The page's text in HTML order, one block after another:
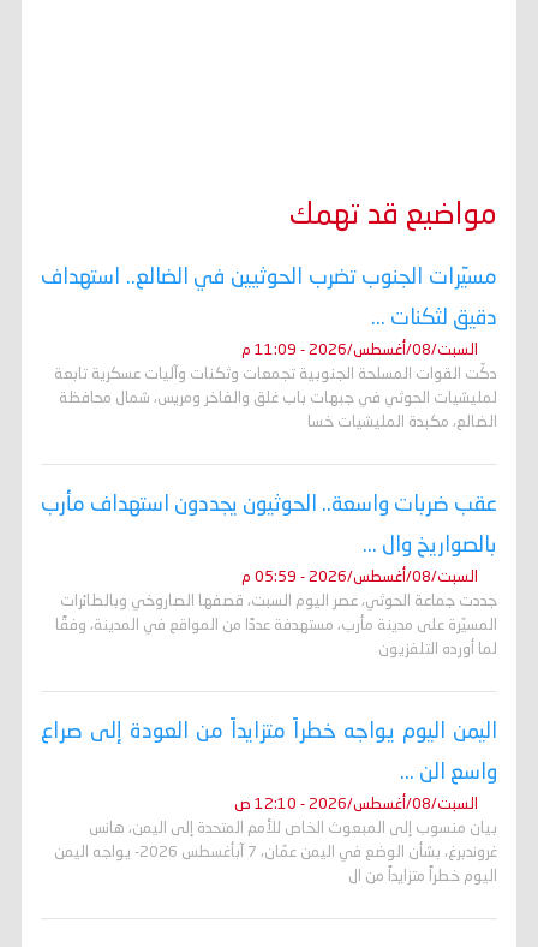
مواضيع قد تهمك
مسيّرات الجنوب تضرب الحوثيين في الضالع.. استهداف
دقيق لثكنات ...
السبت/08/أغسطس/2026 - 11:09 م
دكّت القوات المسلحة الجنوبية تجمعات وثكنات وآليات عسكرية تابعة
لمليشيات الحوثي في جبهات باب غلق والفاخر ومريس، شمال محافظة
الضالع، مكبدة المليشيات خسا
عقب ضربات واسعة.. الحوثيون يجددون استهداف مأرب
بالصواريخ وال ...
السبت/08/أغسطس/2026 - 05:59 م
جددت جماعة الحوثي، عصر اليوم السبت، قصفها الصاروخي وبالطائرات
المسيّرة على مدينة مأرب، مستهدفة عددًا من المواقع في المدينة، وفقًا
لما أورده التلفزيون
اليمن اليوم يواجه خطراً متزايداً من العودة إلى صراع
واسع الن ...
السبت/08/أغسطس/2026 - 12:10 ص
بيان منسوب إلى المبعوث الخاص للأمم المتحدة إلى اليمن، هانس
غروندبرغ، بشأن الوضع في اليمن عمّان، 7 آبأغسطس 2026- يواجه اليمن
اليوم خطراً متزايداً من ال